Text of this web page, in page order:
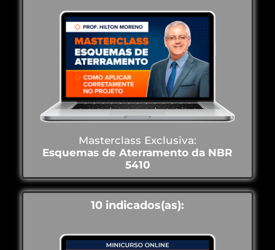
Masterclass Exclusiva:
Esquemas de Aterramento da NBR
5410
10 indicados(as):